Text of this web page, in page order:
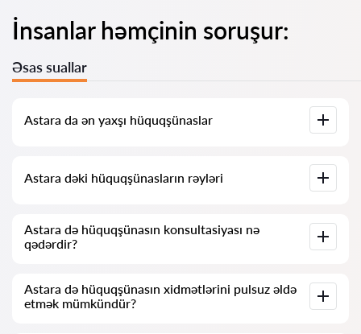
İnsanlar həmçinin soruşur:
Əsas suallar
Astara da ən yaxşı hüquqşünaslar
siyahısı toplanıb. Qiymətlər, rəylər, telefon nömrəsi və ünvan.
Astara dəki hüquqşünasların rəyləri
toplanıb, biz mənfi rəyləri silmirik və onların şişirdilməsi
imkanı yoxdur.
Astara də hüquqşünasın konsultasiyası nə
qədərdir?
başlayır və daha yüksəkdir (qiymətlər sualın
mürəkkəbliyindən və cavab formasından asılı olaraq dəyişə
Astara də hüquqşünasın xidmətlərini pulsuz əldə
etmək mümkündür?